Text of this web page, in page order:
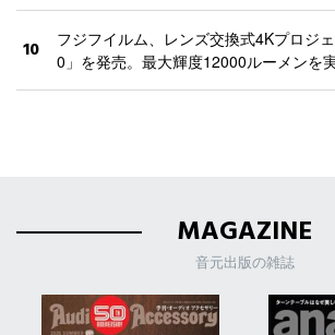
10
フジフイルム、レンズ交換式4Kプロジ
0」を発売。最大輝度12000ルーメンを
MAGAZINE
音元出版の雑誌